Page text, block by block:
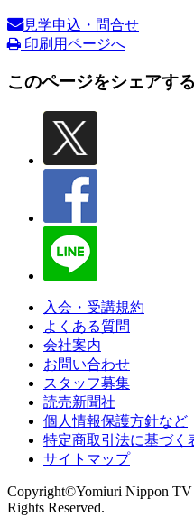
見学申込・問合せ
印刷用ページへ
このページをシェアする
入会・受講規約
よくある質問
会社案内
お問い合わせ
スタッフ募集
読売新聞社
個人情報保護方針など
特定商取引法に基づく
サイトマップ
Copyright©Yomiuri Nippon TV
Rights Reserved.